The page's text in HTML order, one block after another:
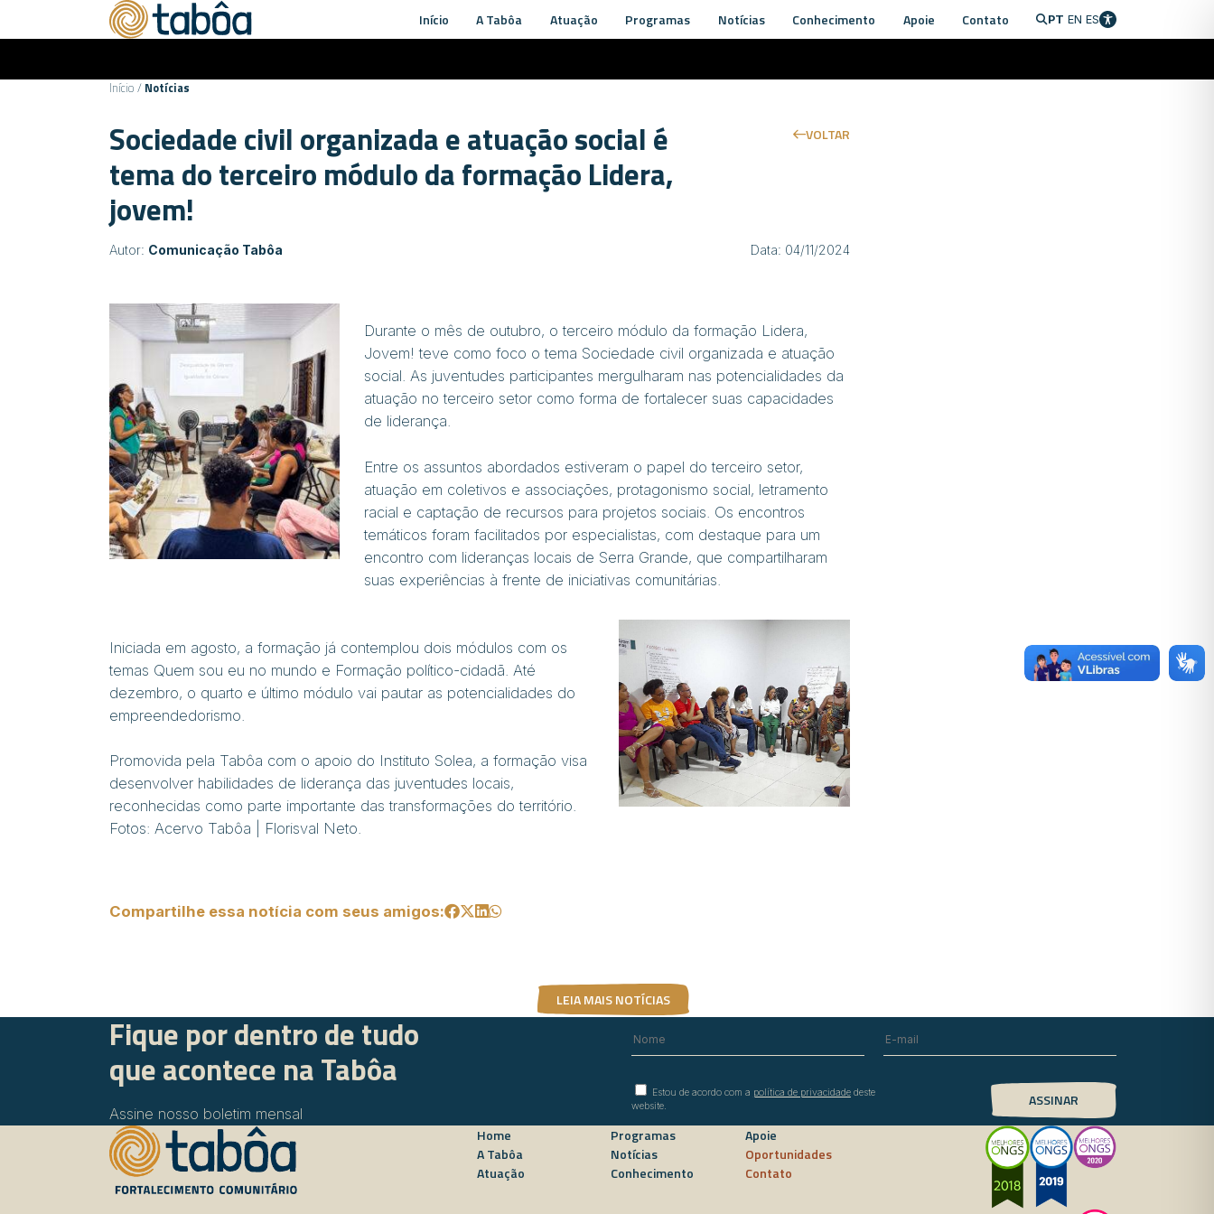
Início A Tabôa Atuação Programas Notícias Conhecimento Apoie Contato PT EN ES
Início / Notícias
Sociedade civil organizada e atuação social é
tema do terceiro módulo da formação Lidera,
jovem!
VOLTAR
Autor: Comunicação Tabôa Data: 04/11/2024
Durante o mês de outubro, o terceiro módulo da formação Lidera,
Jovem! teve como foco o tema Sociedade civil organizada e atuação
social. As juventudes participantes mergulharam nas potencialidades da
atuação no terceiro setor como forma de fortalecer suas capacidades
de liderança.
Entre os assuntos abordados estiveram o papel do terceiro setor,
atuação em coletivos e associações, protagonismo social, letramento
racial e captação de recursos para projetos sociais. Os encontros
temáticos foram facilitados por especialistas, com destaque para um
encontro com lideranças locais de Serra Grande, que compartilharam
suas experiências à frente de iniciativas comunitárias.
Iniciada em agosto, a formação já contemplou dois módulos com os
temas Quem sou eu no mundo e Formação político-cidadã . Até
dezembro, o quarto e último módulo vai pautar as potencialidades do
empreendedorismo.
Promovida pela Tabôa com o apoio do Instituto Solea, a formação visa
desenvolver habilidades de liderança das juventudes locais,
reconhecidas como parte importante das transformações do território.
Fotos: Acervo Tabôa | Florisval Neto.
Compartilhe essa notícia com seus amigos:
LEIA MAIS NOTÍCIAS
Fique por dentro de tudo
que acontece na Tabôa
Assine nosso boletim mensal
Estou de acordo com a política de privacidadedeste
website.
Home
A Tabôa
Atuação
Programas
Notícias
Conhecimento
Apoie
Oportunidades
Contato